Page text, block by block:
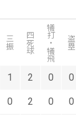
三振 四死球 犠打・犠飛 盗塁
1 2 0 0
0 2 0 0